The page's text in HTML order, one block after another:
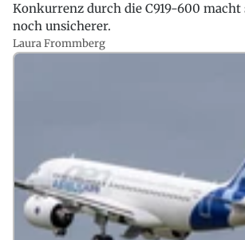
Konkurrenz durch die C919-600
noch unsicherer.
Laura Frommberg